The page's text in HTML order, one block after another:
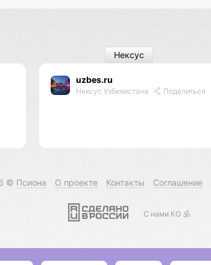
uzbes.ru
Нексус Узбекистана Поделиться
Нексус
© Псиона О проекте Контакты Соглашение
С нами КО 🕉️